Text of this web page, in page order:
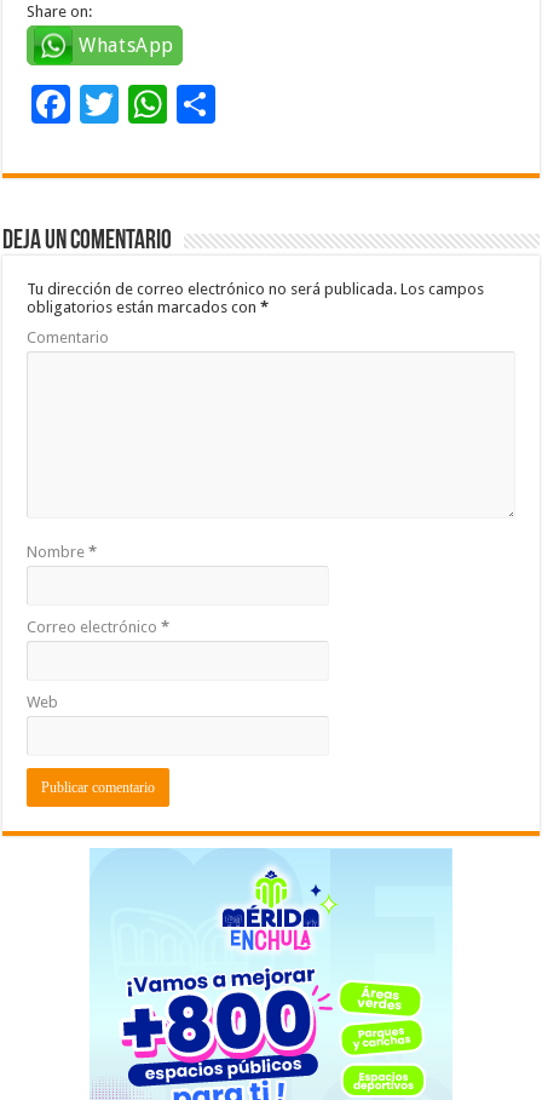
Share on:
WhatsApp
F
e
b
o
o
k
T
tt
er
W
at
sA
p
p
m
ar
ti
Deja un comentario
Tu dirección de correo electrónico no será publicada. Los campos
obligatorios están marcados con*
Comentario
Nombre*
Correo electrónico*
Web